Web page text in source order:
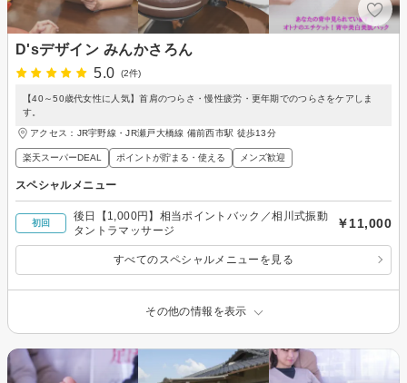
D'sデザイン みんかさろん
5.0
(2件)
【40～50歳代女性に人気】首肩のつらさ・慢性疲労・更年期でのつらさをケアしま
す。
アクセス：JR宇野線・JR瀬戸大橋線 備前西市駅 徒歩13分
楽天スーパーDEAL ポイントが貯まる・使える メンズ歓迎
スペシャルメニュー
初回
後日【1,000円】相当ポイントバック／相川式振動
タントラマッサージ
￥11,000
すべてのスペシャルメニューを見る
その他の情報を表示